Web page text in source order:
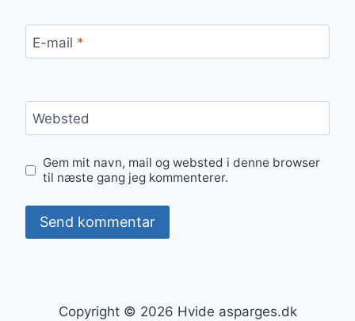
E-mail *
Websted
Gem mit navn, mail og websted i denne browser
til næste gang jeg kommenterer.
Copyright © 2026 Hvide asparges.dk